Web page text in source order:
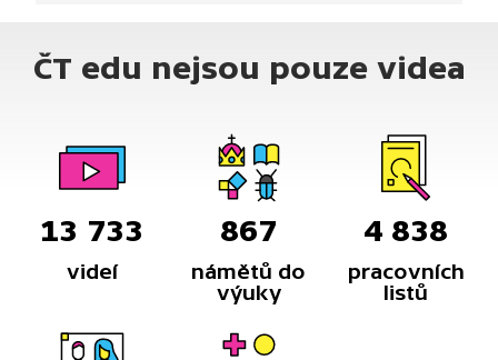
zemědělství, pěstují například vanilku a rýži.
ČT edu nejsou pouze videa
13 733
videí
867
námětů do
výuky
4 838
pracovních
listů